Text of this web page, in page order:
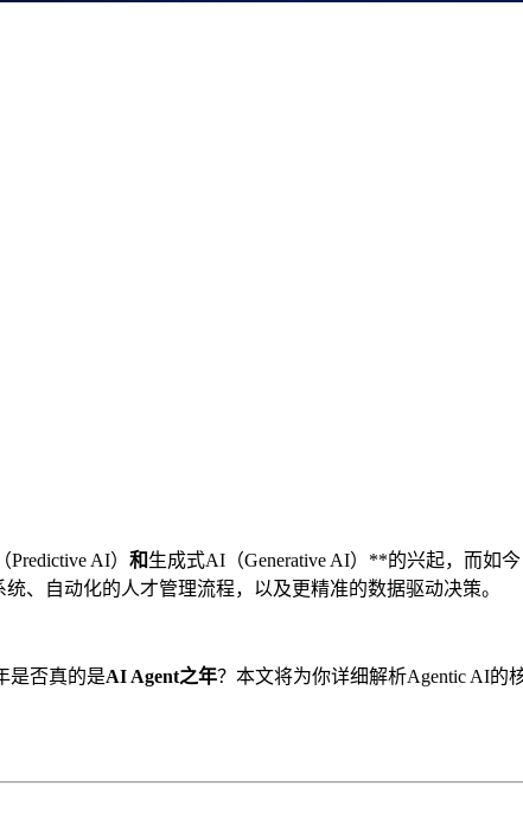
AI） 和生成式AI（Generative AI）**的兴起，而如
、自动化的人才管理流程，以及更精准的数据驱动决策。
是否真的是AI Agent之年？本文将为你详细解析Agentic AI的